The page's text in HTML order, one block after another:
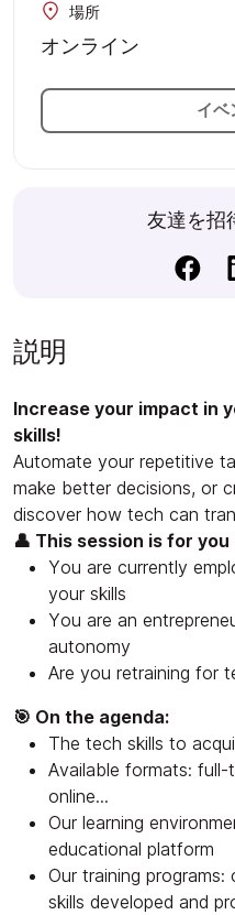
場所
オンライン
イベ
友達を招
説明
Increase your impact in
skills!
Automate your repetitive
make better decisions, or
discover how tech can
👤 This session is for you
You are currently
your skills
You are an
autonomy
Are you retraining for
🎯 On the agenda:
The tech skills to
Available formats:
online...
Our learning
educational platform
Our training
skills developed and